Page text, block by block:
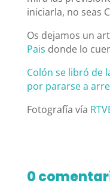
iniciarla, no seas
Os dejamos un
Pais donde lo
Colón se libró de
por pararse a
Fotografía vía
0